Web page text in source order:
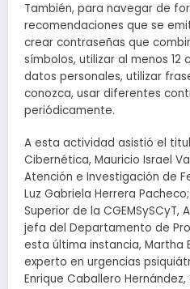
También, para navegar de
recomendaciones que se
crear contraseñas que
símbolos, utilizar al menos
datos personales, utilizar
conozca, usar diferentes
periódicamente.
A esta actividad asistió el
Cibernética, Mauricio Israel
Atención e Investigación de
Luz Gabriela Herrera
Superior de la CGEMSySCyT,
jefa del Departamento de
esta última instancia, Martha
experto en urgencias
Enrique Caballero